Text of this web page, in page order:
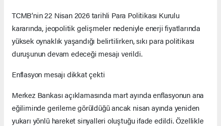
TCMB’nin 22 Nisan 2026 tarihli Para Politikası Kurulu
kararında, jeopolitik gelişmeler nedeniyle enerji fiyatlarında
yüksek oynaklık yaşandığı belirtilirken, sıkı para politikası
duruşunun devam edeceği mesajı verildi.
Enflasyon mesajı dikkat çekti
Merkez Bankası açıklamasında mart ayında enflasyonun ana
eğiliminde gerileme görüldüğü ancak nisan ayında yeniden
yukarı yönlü hareket sinyalleri oluştuğu ifade edildi. Özellikle